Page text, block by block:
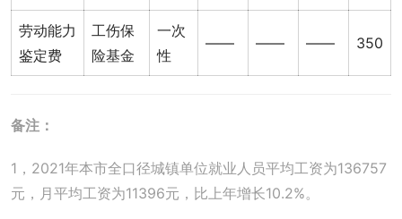
劳动能力
鉴定费
工伤保
险基金
一次
性
—— —— —— 350
备注：
1，2021年本市全口径城镇单位就业人员平均工资为136757
元，月平均工资为11396元，比上年增长10.2%。